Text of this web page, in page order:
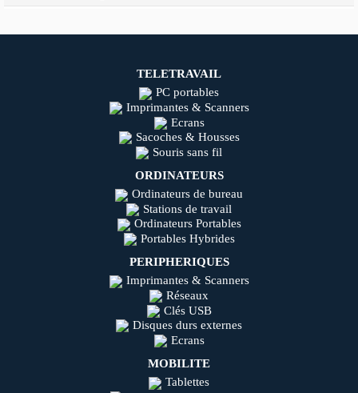
TELETRAVAIL
PC portables
Imprimantes & Scanners
Ecrans
Sacoches & Housses
Souris sans fil
ORDINATEURS
Ordinateurs de bureau
Stations de travail
Ordinateurs Portables
Portables Hybrides
PERIPHERIQUES
Imprimantes & Scanners
Réseaux
Clés USB
Disques durs externes
Ecrans
MOBILITE
Tablettes